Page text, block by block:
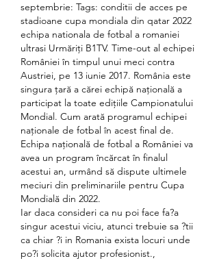
septembrie: Tags: conditii de acces pe
stadioane cupa mondiala din qatar 2022
echipa nationala de fotbal a romaniei
ultrasi Urmăriți B1TV. Time-out al echipei
României în timpul unui meci contra
Austriei, pe 13 iunie 2017. România este
singura țară a cărei echipă națională a
participat la toate edițiile Campionatului
Mondial. Cum arată programul echipei
naționale de fotbal în acest final de.
Echipa națională de fotbal a României va
avea un program încărcat în finalul
acestui an, urmând să dispute ultimele
meciuri din preliminariile pentru Cupa
Mondială din 2022.
Iar daca consideri ca nu poi face fa?a
singur acestui viciu, atunci trebuie sa ?tii
ca chiar ?i in Romania exista locuri unde
po?i solicita ajutor profesionist.,